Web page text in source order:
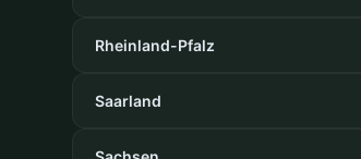
Rheinland-Pfalz
Saarland